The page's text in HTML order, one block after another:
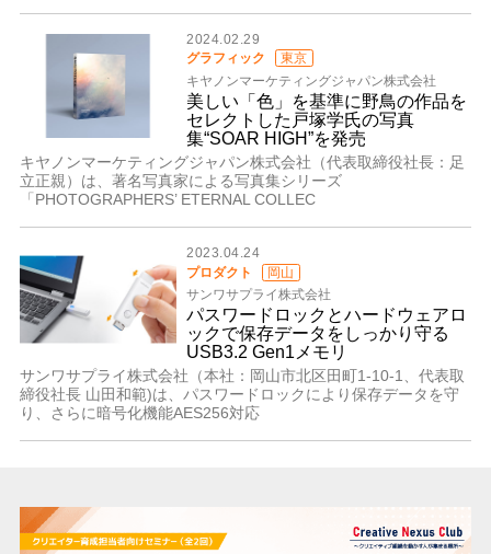
2024.02.29
グラフィック
東京
キヤノンマーケティングジャパン株式会社
美しい「色」を基準に野鳥の作品を
セレクトした戸塚学氏の写真
集“SOAR HIGH”を発売
キヤノンマーケティングジャパン株式会社（代表取締役社長：足
立正親）は、著名写真家による写真集シリーズ
「PHOTOGRAPHERS’ ETERNAL COLLEC
2023.04.24
プロダクト
岡山
サンワサプライ株式会社
パスワードロックとハードウェアロ
ックで保存データをしっかり守る
USB3.2 Gen1メモリ
サンワサプライ株式会社（本社：岡山市北区田町1-10-1、代表取
締役社長 山田和範)は、パスワードロックにより保存データを守
り、さらに暗号化機能AES256対応